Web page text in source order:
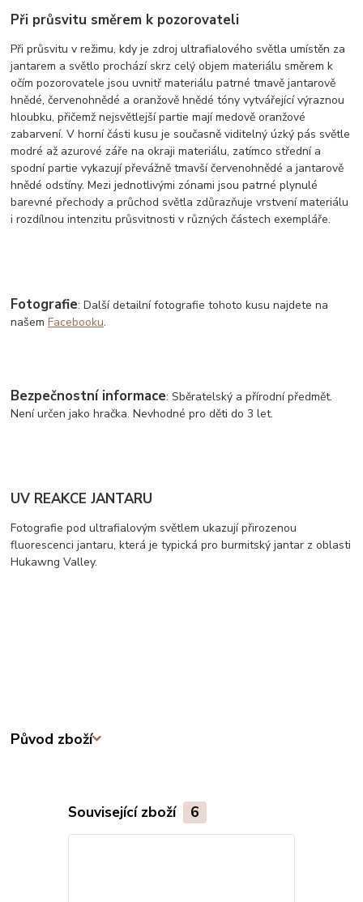
Při průsvitu směrem k pozorovateli
Při průsvitu v režimu, kdy je zdroj ultrafialového světla umístěn za
jantarem a světlo prochází skrz celý objem materiálu směrem k
očím pozorovatele jsou uvnitř materiálu patrné tmavě jantarově
hnědé, červenohnědé a oranžově hnědé tóny vytvářející výraznou
hloubku, přičemž nejsvětlejší partie mají medově oranžové
zabarvení. V horní části kusu je současně viditelný úzký pás světle
modré až azurové záře na okraji materiálu, zatímco střední a
spodní partie vykazují převážně tmavší červenohnědé a jantarově
hnědé odstíny. Mezi jednotlivými zónami jsou patrné plynulé
barevné přechody a průchod světla zdůrazňuje vrstvení materiálu
i rozdílnou intenzitu průsvitnosti v různých částech exempláře.
Fotografie: Další detailní fotografie tohoto kusu najdete na
našemFacebooku.
Bezpečnostní informace: Sběratelský a přírodní předmět.
Není určen jako hračka. Nevhodné pro děti do 3 let.
UV REAKCE JANTARU
Fotografie pod ultrafialovým světlem ukazují přirozenou
fluorescenci jantaru, která je typická pro burmitský jantar z oblasti
Hukawng Valley.
Původ zboží
Související zboží 6